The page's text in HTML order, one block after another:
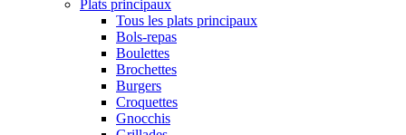
Plats principaux
Tous les plats principaux
Bols-repas
Boulettes
Brochettes
Burgers
Croquettes
Gnocchis